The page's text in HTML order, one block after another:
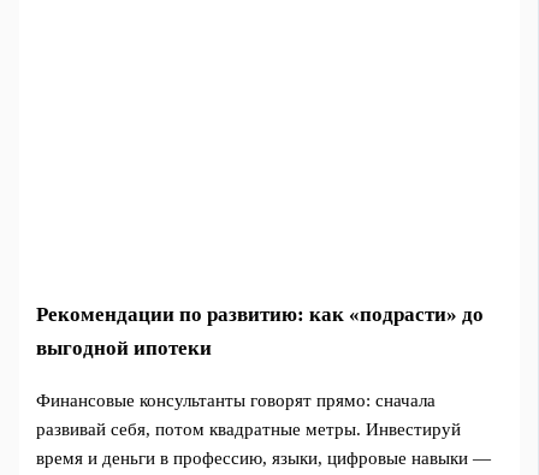
Рекомендации по развитию: как «подрасти» до
выгодной ипотеки
Финансовые консультанты говорят прямо: сначала
развивай себя, потом квадратные метры. Инвестируй
время и деньги в профессию, языки, цифровые навыки —